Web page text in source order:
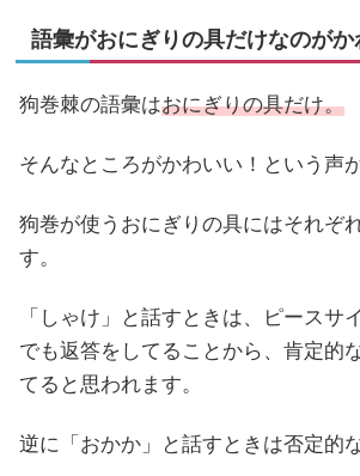
語彙がおにぎりの具だけなのがか
狗巻棘の語彙はおにぎりの具だけ。
そんなところがかわいい！という声
狗巻が使うおにぎりの具にはそれぞ
す。
「しゃけ」と話すときは、ピースサ
でも返答をしてることから、肯定的
てると思われます。
逆に「おかか」と話すときは否定的